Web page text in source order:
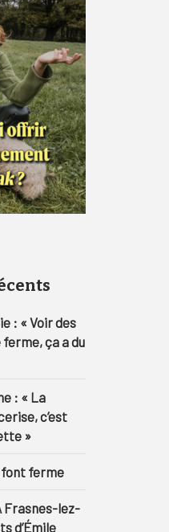
: « Voir des
ça a du
: « La
c’est
»
font ferme
Frasnes-lez-
d’Émile